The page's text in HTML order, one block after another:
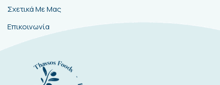
ΧΡΗΣΙΜΑ
Όροι Χρήσης